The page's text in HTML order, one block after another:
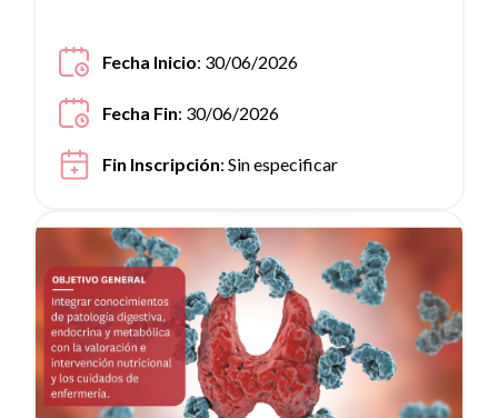
Fecha Inicio: 30/06/2026
Fecha Fin: 30/06/2026
Fin Inscripción:Sin especificar
Ver noticia